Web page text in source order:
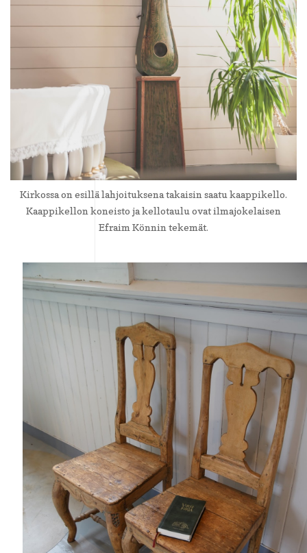
Kirkossa on esillä lahjoituksena takaisin saatu kaappikello.
Kaappikellon koneisto ja kellotaulu ovat ilmajokelaisen
Efraim Könnin tekemät.